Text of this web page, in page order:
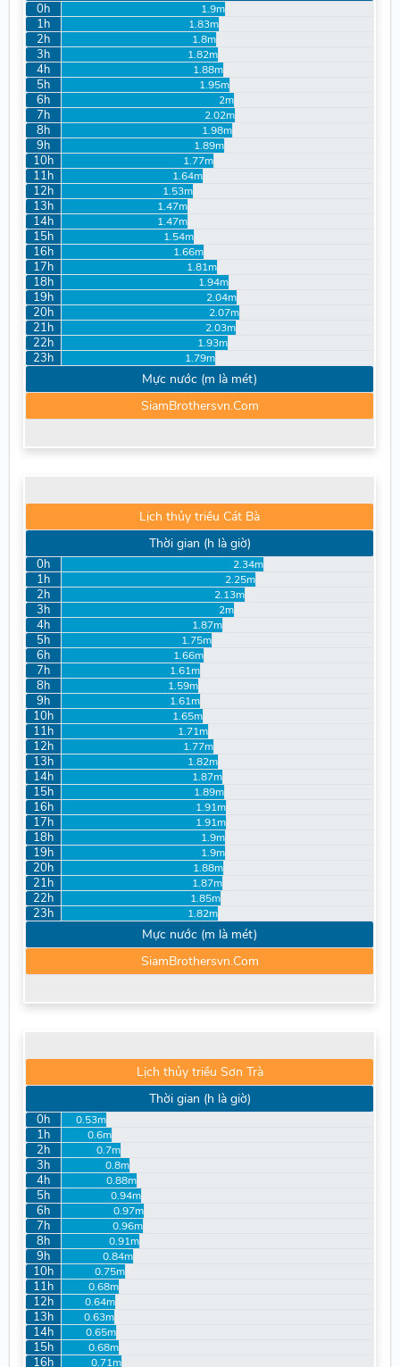
0h 1.9m
1h 1.83m
2h 1.8m
3h 1.82m
4h 1.88m
5h 1.95m
6h 2m
7h 2.02m
8h 1.98m
9h 1.89m
10h 1.77m
11h 1.64m
12h 1.53m
13h 1.47m
14h 1.47m
15h 1.54m
16h 1.66m
17h 1.81m
18h 1.94m
19h 2.04m
20h 2.07m
21h 2.03m
22h 1.93m
23h 1.79m
Mực nước (m là mét)
SiamBrothersvn.Com
Lịch thủy triều Cát Bà
Thời gian (h là giờ)
0h 2.34m
1h 2.25m
2h 2.13m
3h 2m
4h 1.87m
5h 1.75m
6h 1.66m
7h 1.61m
8h 1.59m
9h 1.61m
10h 1.65m
11h 1.71m
12h 1.77m
13h 1.82m
14h 1.87m
15h 1.89m
16h 1.91m
17h 1.91m
18h 1.9m
19h 1.9m
20h 1.88m
21h 1.87m
22h 1.85m
23h 1.82m
Mực nước (m là mét)
SiamBrothersvn.Com
Lịch thủy triều Sơn Trà
Thời gian (h là giờ)
0h 0.53m
1h 0.6m
2h 0.7m
3h 0.8m
4h 0.88m
5h 0.94m
6h 0.97m
7h 0.96m
8h 0.91m
9h 0.84m
10h 0.75m
11h 0.68m
12h 0.64m
13h 0.63m
14h 0.65m
15h 0.68m
16h 0.71m